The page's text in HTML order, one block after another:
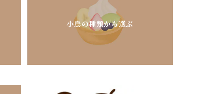
小鳥の種類から選ぶ